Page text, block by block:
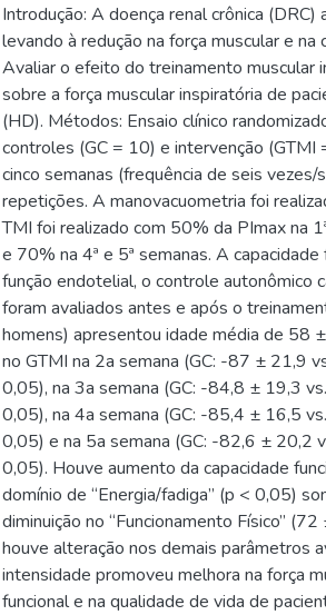
Introdução: A doença renal crônica
levando à redução na força muscular e na
Avaliar o efeito do treinamento muscular
sobre a força muscular inspiratória de
(HD). Métodos: Ensaio clínico
controles (GC = 10) e intervenção
cinco semanas (frequência de seis
repetições. A manovacuometria foi
TMI foi realizado com 50% da PImax na
e 70% na 4ª e 5ª semanas. A
função endotelial, o controle autonômico
foram avaliados antes e após o
homens) apresentou idade média de 58
no GTMI na 2a semana (GC: -87 ± 21,9
0,05), na 3a semana (GC: -84,8 ± 19,3
0,05), na 4a semana (GC: -85,4 ± 16,5
0,05) e na 5a semana (GC: -82,6 ± 20,2
0,05). Houve aumento da capacidade
domínio de “Energia/fadiga” (p < 0,05)
diminuição no “Funcionamento Físico”
houve alteração nos demais parâmetros
intensidade promoveu melhora na força
funcional e na qualidade de vida de